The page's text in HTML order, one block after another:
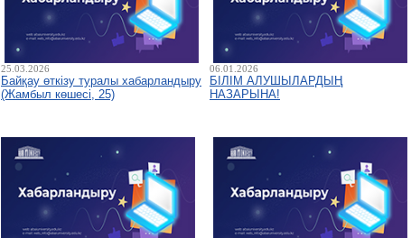
25.03.2026
Байқау өткізу туралы хабарландыру
(Жамбыл көшесі, 25)
06.01.2026
БІЛІМ АЛУШЫЛАРДЫҢ
НАЗАРЫНА!